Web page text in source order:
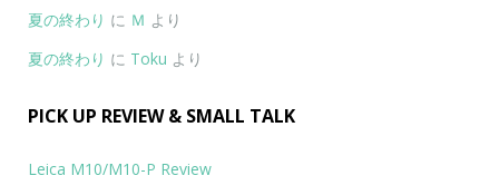
夏の終わり に Ｍ より
夏の終わり に Toku より
PICK UP REVIEW & SMALL TALK
Leica M10/M10-P Review